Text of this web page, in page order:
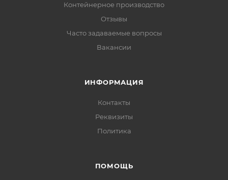
Контейнерное производство
Отзывы
Часто задаваемые вопросы
Вакансии
ИНФОРМАЦИЯ
Контакты
Реквизиты
Политика
ПОМОЩЬ